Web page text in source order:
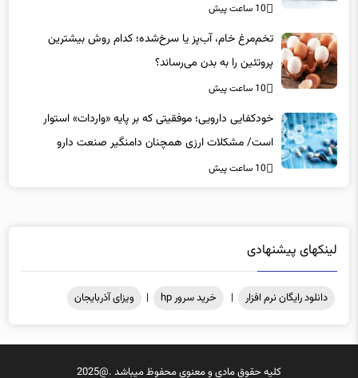
10 ساعت پیش
تخم‌مرغ خام، آب‌پز یا سرخ‌شده؛ کدام روش بیشترین
پروتئین را به بدن می‌رساند؟
10 ساعت پیش
خودکفایی دارویی؛ موفقیتی که بر پایه‌ «واردات» استوار
است/ مشکلات ارزی همچنان دامنگیر صنعت دارو
10 ساعت پیش
لینکهای پیشنهادی
دانلود رایگان نرم افزار | خرید سرور hp | ویزای آذربایجان
کلیه حقوق مادی و معنوی محفوظ میباشد .@2025